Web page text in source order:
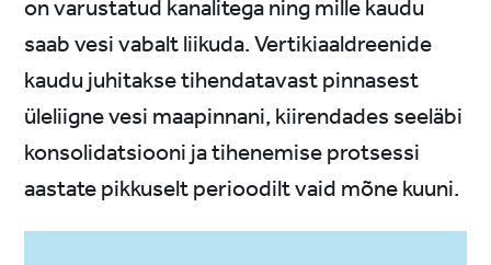
on varustatud kanalitega ning mille kaudu
saab vesi vabalt liikuda. Vertikiaaldreenide
kaudu juhitakse tihendatavast pinnasest
üleliigne vesi maapinnani, kiirendades seeläbi
konsolidatsiooni ja tihenemise protsessi
aastate pikkuselt perioodilt vaid mõne kuuni.